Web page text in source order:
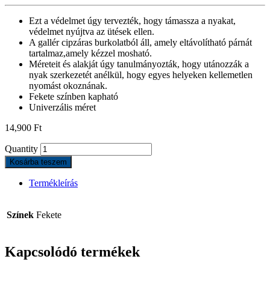
Ezt a védelmet úgy tervezték, hogy támassza a nyakat,
védelmet nyújtva az ütések ellen.
A gallér cipzáras burkolatból áll, amely eltávolítható párnát
tartalmaz,amely kézzel mosható.
Méreteit és alakját úgy tanulmányozták, hogy utánozzák a
nyak szerkezetét anélkül, hogy egyes helyeken kellemetlen
nyomást okoznának.
Fekete színben kapható
Univerzális méret
14,900 Ft
Quantity
Kosárba teszem
Termékleírás
Színek Fekete
Kapcsolódó termékek